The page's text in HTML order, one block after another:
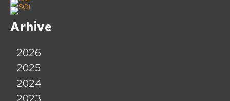
Arhive
2026
2025
2024